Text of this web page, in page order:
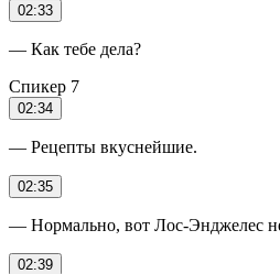
02:33
— Как тебе дела?
Спикер 7
02:34
— Рецепты вкуснейшие.
02:35
— Нормально, вот Лос-Энджелес
02:39